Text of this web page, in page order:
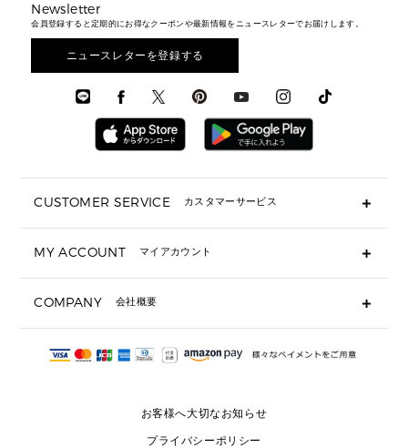
ウェア
アクセサリー
メンズ バッグ
メンズ 財布・小物
メンズ シューズ
メンズ ウェア
メンズ 時計・その他
メンズ財布・小物
メンズアクセサリー
メンズウェア
3 IN 1 / 2 IN 1 バッグ
▶ メンズすべて
▶ メンズすべて
▶ バッグすべて
通勤・通学アイテム
3 IN 1 バッグ
ミニ財布・フラグメントケース
▶ 小物すべて
定期ケース・カードケース・名刺入れ
サンダル
スニーカー
▶ ウェア
財布・小物
時計・ジュエリー
アクセサリー
エディターレビュー
Newsletter
会員登録すると定期的にお得なクーポンや最新情報をニュースレターでお届けします。
ニュースレターを登録する
CUSTOMER SERVICE カスタマーサービス
ギフト用にラッピングができますか？
ショッピングバッグを購入商品分送ってもらえますか？
注文後に完了メールが受信できないのですが？
サイズ交換はできますか？
MY ACCOUNT マイアカウント
COMPANY 会社概要
会社概要
お客様へ大切なお知らせ
プライバシーポリシー